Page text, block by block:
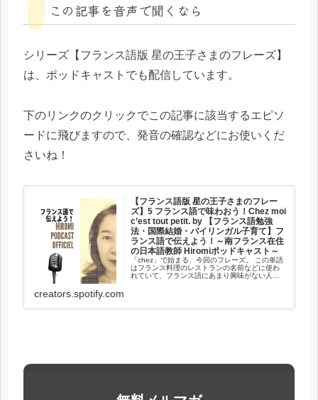
この記事を音声で聞くなら
シリーズ【フランス語版 星の王子さまのフレーズ】
は、ポッドキャストでも配信しています。
下のリンクのクリックでこの記事に該当するエピソ
ードに飛びますので、発音の確認などにお使いくだ
さいね！
【フランス語版 星の王子さまのフレー
ズ】5 フランス語で味わおう！Chez moi
c’est tout petit. by 【フランス語勉強
法・国際結婚・バイリンガル子育て】フ
ランス語で伝えよう！～南フランス在住
の日本語教師 Hiromiポッドキャスト～
「chez」で始まる、今回のフレーズ。 この単語
はフランス料理のレストランの名前などに使わ
れていて、フランス語にあまり興味がない人で
creators.spotify.com